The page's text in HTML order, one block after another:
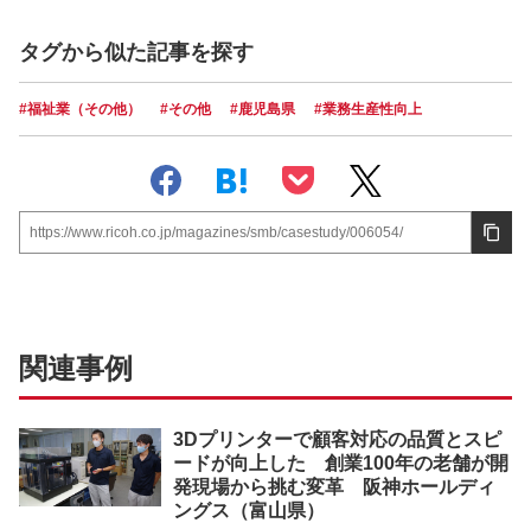
タグから似た記事を探す
#福祉業（その他） #その他 #鹿児島県 #業務生産性向上
https://www.ricoh.co.jp/magazines/smb/casestudy/006054/
関連事例
3Dプリンターで顧客対応の品質とスピ
ードが向上した 創業100年の老舗が開
発現場から挑む変革 阪神ホールディ
ングス（富山県）